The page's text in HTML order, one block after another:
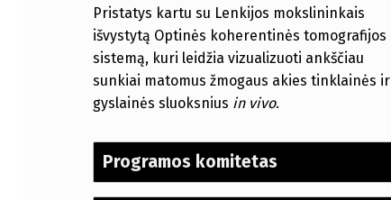
Pristatys kartu su Lenkijos mokslininkais
išvystytą Optinės koherentinės tomografijos
sistemą, kuri leidžia vizualizuoti ankščiau
sunkiai matomus žmogaus akies tinklainės ir
gyslainės sluoksnius in vivo.
Programos komitetas